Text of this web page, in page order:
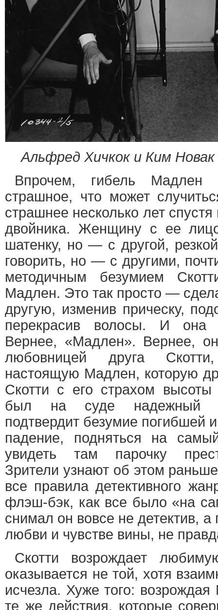
Альфред Хичкок и Ким Новак
Впрочем, гибель
страшное, что может
страшнее несколько лет
двойника. Женщину с ее
шатенку, но — с другой,
говорить, но — с другими,
методичным безумием
Мадлен. Это так просто —
другую, изменив прическу,
перекрасив волосы. И она
Вернее, «Мадлен». Вернее,
любовницей друга
настоящую Мадлен, которую
Скотти с его страхом высоты
был на суде надежный
подтвердит безумие погибшей
падение, подняться на
увидеть там парочку
Зрители узнают об этом
все правила детективного
флэш-бэк, как все было «на
снимал он вовсе не детектив,
любви и чувстве вины, не
Скотти возрождает
оказывается не той, хотя
исчезла. Хуже того:
те же действия, которые